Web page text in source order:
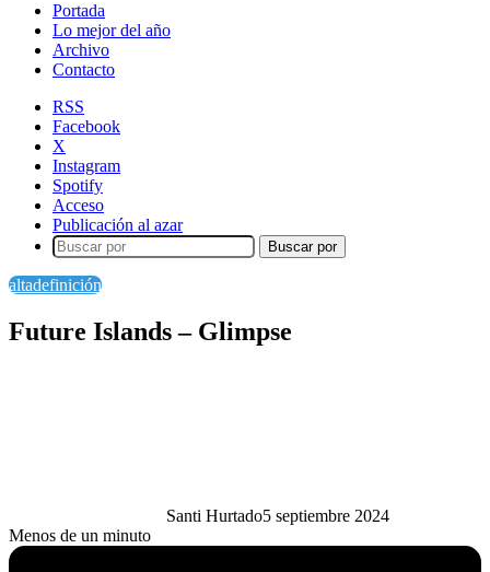
Portada
Lo mejor del año
Archivo
Contacto
RSS
Facebook
X
Instagram
Spotify
Acceso
Publicación al azar
Buscar por
altadefinición
Future Islands – Glimpse
Santi Hurtado5 septiembre 2024
Menos de un minuto